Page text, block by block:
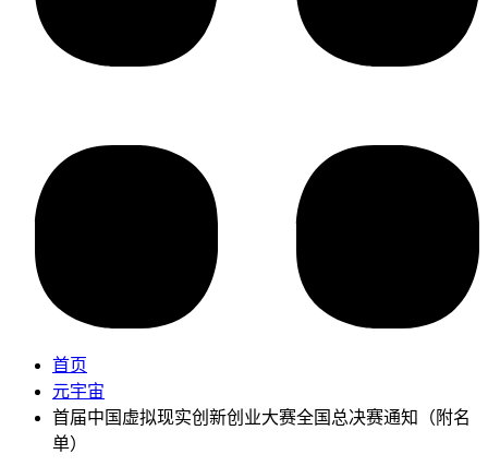
首页
元宇宙
首届中国虚拟现实创新创业大赛全国总决赛通知（附名
单）